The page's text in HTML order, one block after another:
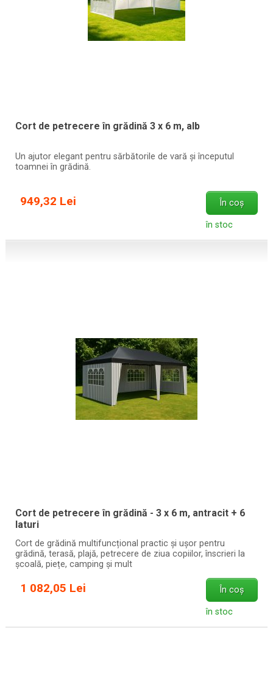
Cort de petrecere în grădină 3 x 6 m, alb
Un ajutor elegant pentru sărbătorile de vară și începutul
toamnei în grădină.
949,32 Lei În coș
în stoc
Cort de petrecere în grădină - 3 x 6 m, antracit + 6
laturi
Cort de grădină multifuncțional practic și ușor pentru
grădină, terasă, plajă, petrecere de ziua copiilor, înscrieri la
școală, piețe, camping și mult
1 082,05 Lei În coș
în stoc